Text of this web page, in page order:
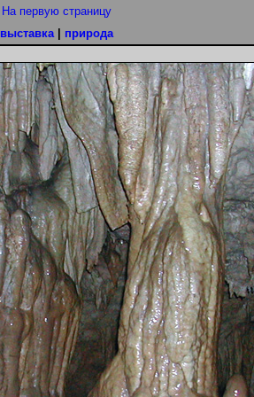
На первую страницу
выставка| природа